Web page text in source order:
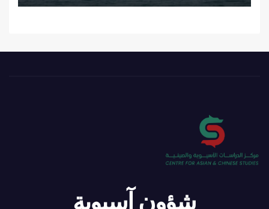
شؤون آسيوية